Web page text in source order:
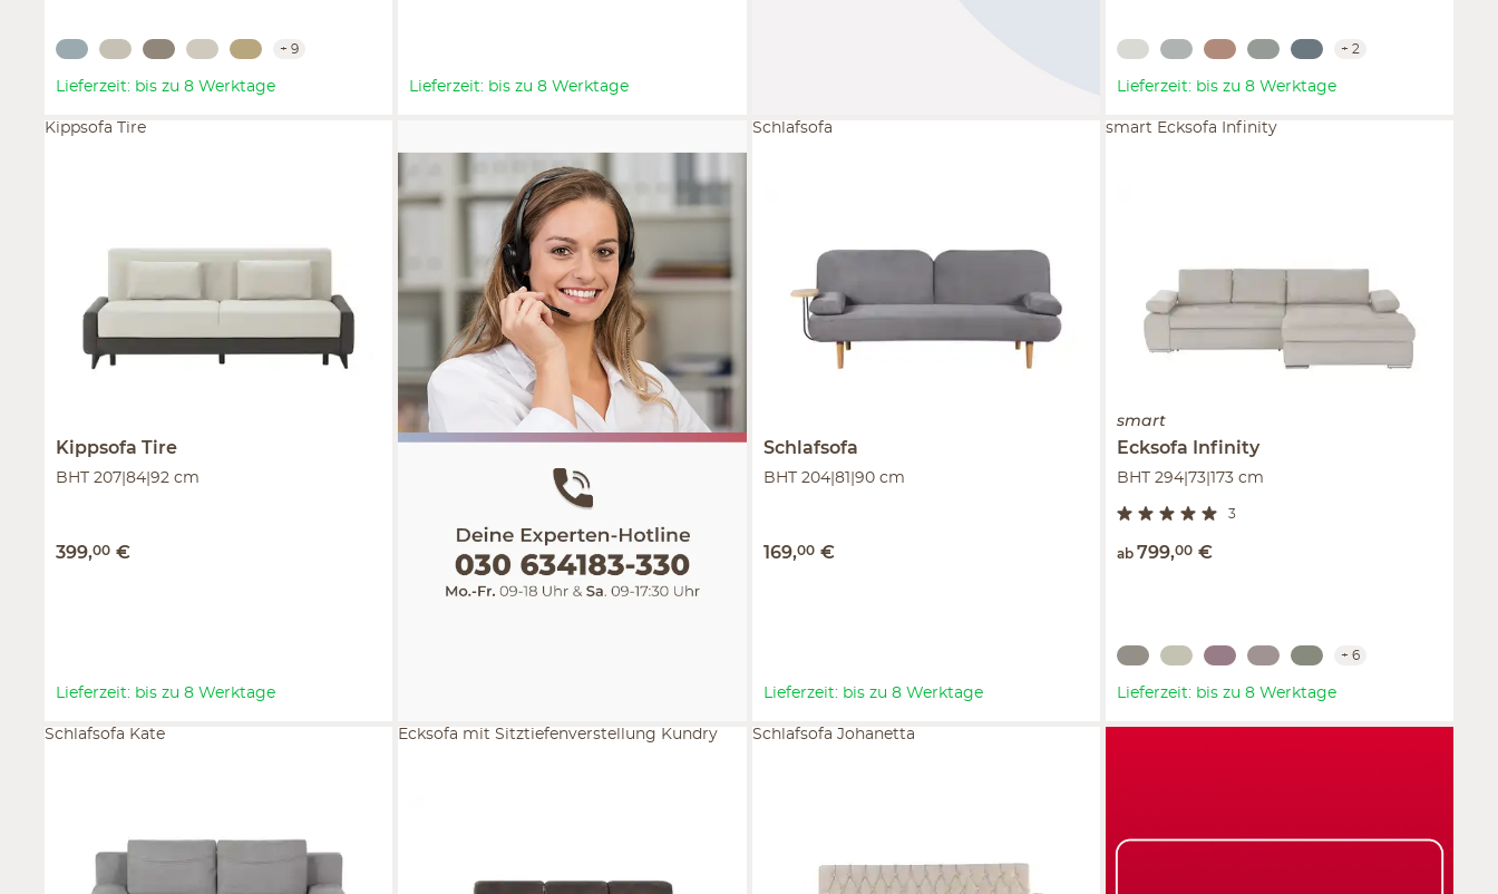
+9
Lieferzeit: bis zu 8 Werktage Lieferzeit: bis zu 8 Werktage
+ 2
Lieferzeit: bis zu 8 Werktage
KippsofaTire
BHT 207|84|92 cm
399,00 €
Kippsofa Tire
Lieferzeit: bis zu 8 Werktage
Schlafsofa
BHT 204|81|90 cm
169,00 €
Schlafsofa
Lieferzeit: bis zu 8 Werktage
smart
Ecksofa Infinity
BHT 294|73|173 cm
3
ab 799,00 €
smart Ecksofa Infinity
+ 6
Lieferzeit: bis zu 8 Werktage
Schlafsofa Kate Ecksofa mit Sitztiefenverstellung Kundry Schlafsofa Johanetta